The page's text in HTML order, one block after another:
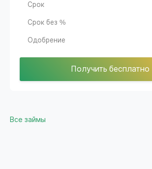
Срок
Срок без %
Одобрение
Получить бесплатно
Все займы